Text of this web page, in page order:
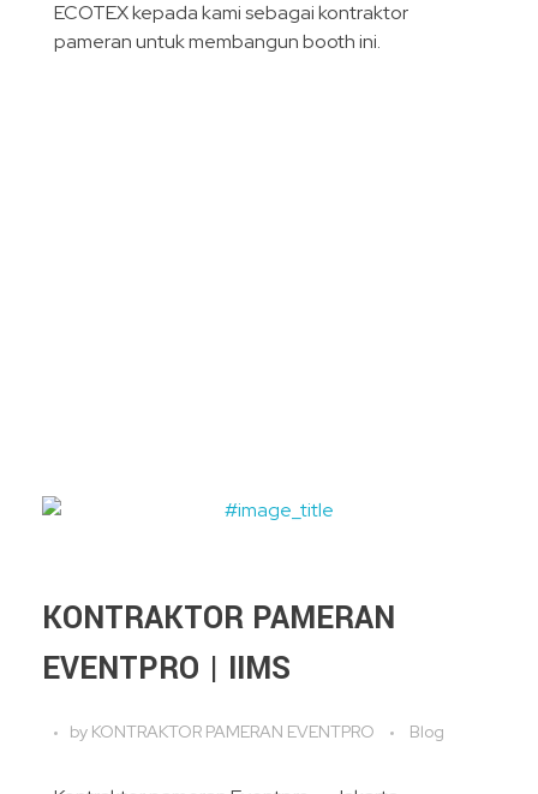
ECOTEX kepada kami sebagai kontraktor
pameran untuk membangun booth ini.
KONTRAKTOR PAMERAN
EVENTPRO | IIMS
by KONTRAKTOR PAMERAN EVENTPRO Blog